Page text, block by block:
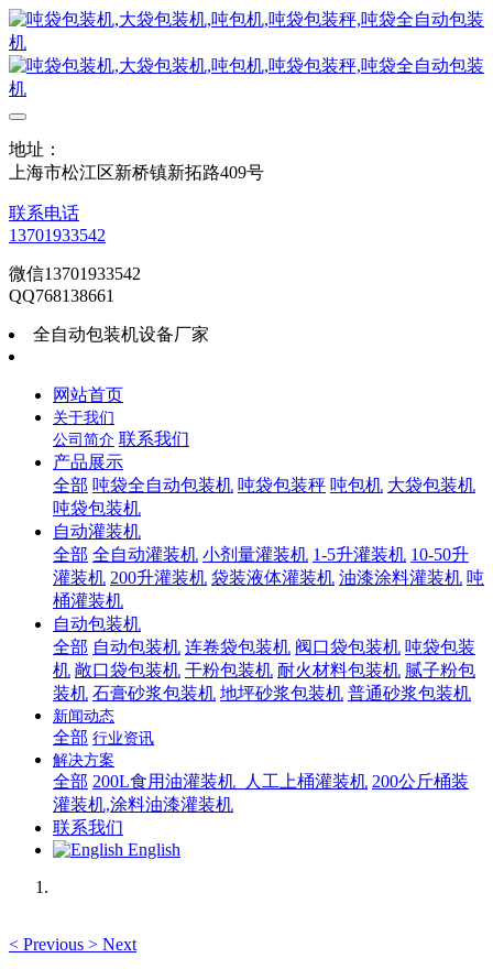
地址：
上海市松江区新桥镇新拓路409号
联系电话
13701933542
微信13701933542
QQ768138661
全自动包装机设备厂家
网站首页
关于我们
公司简介 联系我们
产品展示
全部 吨袋全自动包装机 吨袋包装秤 吨包机 大袋包装机
吨袋包装机
自动灌装机
全部 全自动灌装机 小剂量灌装机 1-5升灌装机 10-50升
灌装机 200升灌装机 袋装液体灌装机 油漆涂料灌装机 吨
桶灌装机
自动包装机
全部 自动包装机 连卷袋包装机 阀口袋包装机 吨袋包装
机 敞口袋包装机 干粉包装机 耐火材料包装机 腻子粉包
装机 石膏砂浆包装机 地坪砂浆包装机 普通砂浆包装机
新闻动态
全部 行业资讯
解决方案
全部 200L食用油灌装机_人工上桶灌装机 200公斤桶装
灌装机,涂料油漆灌装机
联系我们
English
< Previous > Next